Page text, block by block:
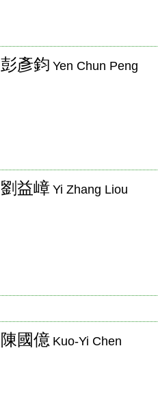
彭彥鈞 Yen Chun Peng
劉益嶂 Yi Zhang Liou
陳國億 Kuo-Yi Chen